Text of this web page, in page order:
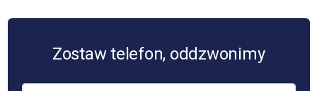
Zostaw telefon, oddzwonimy